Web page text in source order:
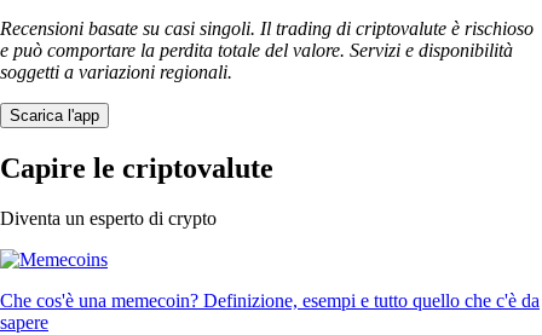
Recensioni basate su casi singoli. Il trading di criptovalute è rischioso
e può comportare la perdita totale del valore. Servizi e disponibilità
soggetti a variazioni regionali.
Scarica l'app
Capire le criptovalute
Diventa un esperto di crypto
Che cos'è una memecoin? Definizione, esempi e tutto quello che c'è da
sapere